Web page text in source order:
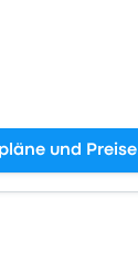
und Preise